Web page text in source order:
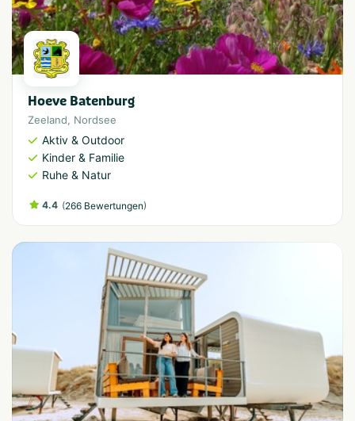
Hoeve Batenburg
Zeeland, Nordsee
Aktiv & Outdoor
Kinder & Familie
Ruhe & Natur
4.4 (266 Bewertungen)